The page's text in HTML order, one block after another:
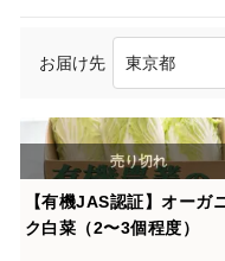
お届け先
【有機JAS認証】オーガ
ク白菜（2〜3個程度）